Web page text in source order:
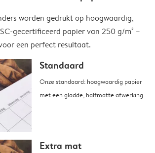
worden gedrukt op hoogwaardig,
gecertificeerd papier van 250 g/m² –
een perfect resultaat.
Standaard
Onze standaard: hoogwaardig papier
met een gladde, halfmatte afwerking.
Extra mat